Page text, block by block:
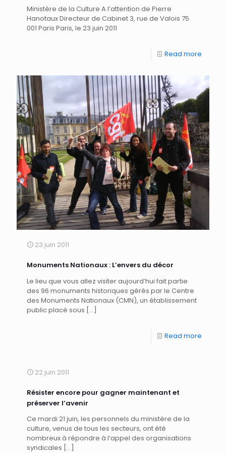
Ministère de la Culture A l’attention de Pierre
Hanotaux Directeur de Cabinet 3, rue de Valois 75
001 Paris Paris, le 23 juin 2011
Read more
23 juin 2011
Monuments Nationaux : L’envers du décor
Le lieu que vous allez visiter aujourd’hui fait partie
des 96 monuments historiques gérés par le Centre
des Monuments Nationaux (CMN), un établissement
public placé sous […]
Read more
22 juin 2011
Résister encore pour gagner maintenant et
préserver l’avenir
Ce mardi 21 juin, les personnels du ministère de la
culture, venus de tous les secteurs, ont été
nombreux à répondre à l’appel des organisations
syndicales […]